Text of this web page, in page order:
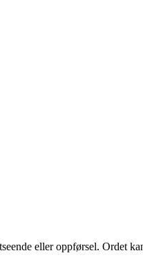
eller oppførsel. Ordet